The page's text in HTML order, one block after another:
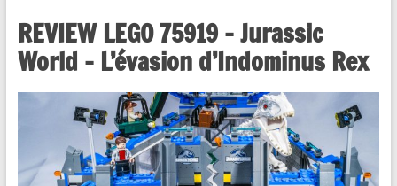
REVIEW LEGO 75919 – Jurassic
World – L’évasion d’Indominus Rex